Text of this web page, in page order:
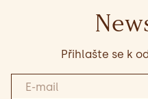
Přihlašte se k